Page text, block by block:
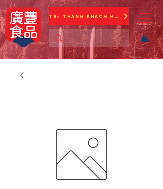
Trở thành khách hàng